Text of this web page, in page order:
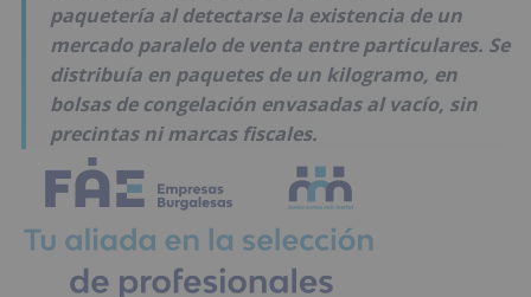
paquetería al detectarse la existencia de un
mercado paralelo de venta entre particulares. Se
distribuía en paquetes de un kilogramo, en
bolsas de congelación envasadas al vacío, sin
precintas ni marcas fiscales.